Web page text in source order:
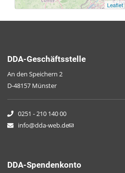
Spessart: NWR Eichhall
Oberer Steigerwald: NWR
Oberer Steigerwald: NWR
Waldhaus
Leaflet
DDA-Geschäftsstelle
An den Speichern 2
D-48157 Münster
0251 - 210 140 00
info@dda-web.de
DDA-Spendenkonto